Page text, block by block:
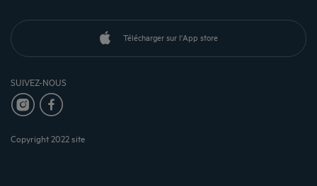
Télécharger sur l'App store
SUIVEZ-NOUS
Copyright 2022 site